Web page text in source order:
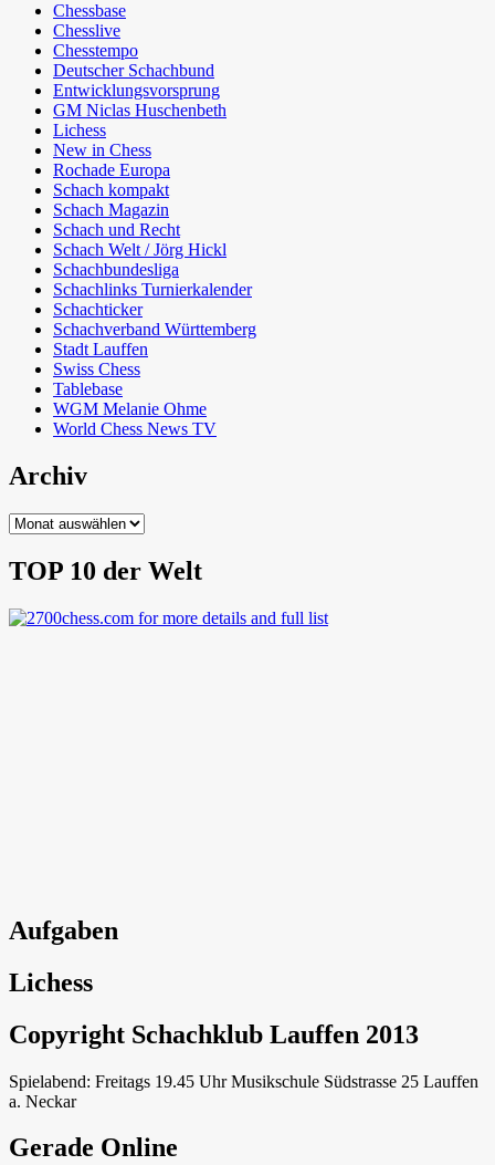
Chessbase
Chesslive
Chesstempo
Deutscher Schachbund
Entwicklungsvorsprung
GM Niclas Huschenbeth
Lichess
New in Chess
Rochade Europa
Schach kompakt
Schach Magazin
Schach und Recht
Schach Welt / Jörg Hickl
Schachbundesliga
Schachlinks Turnierkalender
Schachticker
Schachverband Württemberg
Stadt Lauffen
Swiss Chess
Tablebase
WGM Melanie Ohme
World Chess News TV
Archiv
Archiv
TOP 10 der Welt
Aufgaben
Lichess
Copyright Schachklub Lauffen 2013
Spielabend: Freitags 19.45 Uhr Musikschule Südstrasse 25 Lauffen
a. Neckar
Gerade Online